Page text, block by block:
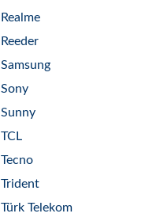
Realme
Reeder
Samsung
Sony
Sunny
TCL
Tecno
Trident
Türk Telekom